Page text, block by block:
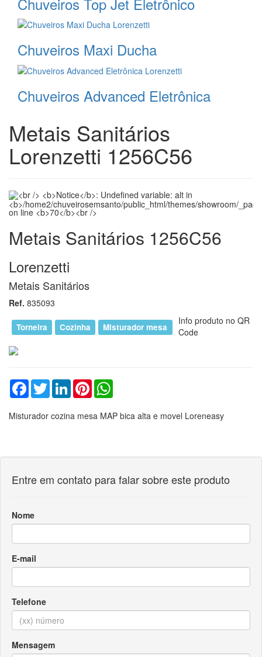
Chuveiros Maxi Ducha
Chuveiros Advanced Eletrônica
Metais Sanitários
Lorenzetti 1256C56
Metais Sanitários 1256C56
Lorenzetti
Metais Sanitários
Ref. 835093
Torneira Cozinha Misturador mesa
Info produto no QR
Code
Facebook
TwitterLinkedInPinterest
Misturador cozina mesa MAP bica alta e movel Loreneasy
Entre em contato para falar sobre este produto
Nome
E-mail
Telefone
Mensagem